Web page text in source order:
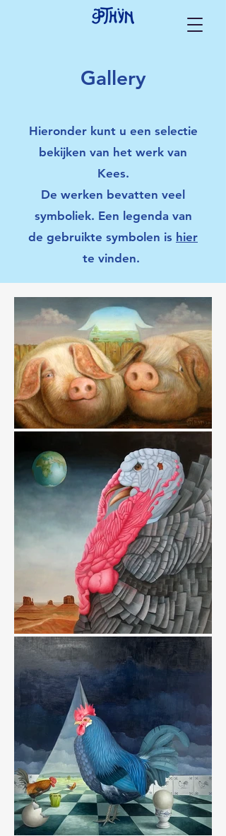
Gallery
Hieronder kunt u een selectie
bekijken van het werk van
Kees.
De werken bevatten veel
symboliek. Een legenda van
de gebruikte symbolen is hier
te vinden.